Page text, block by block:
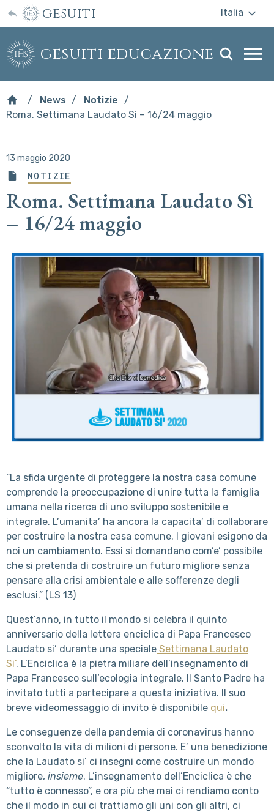
gesuiti Italia
gesuiti educazione
News
Notizie
Roma. Settimana Laudato Sì – 16/24 maggio
13 maggio 2020
NOTIZIE
Roma. Settimana Laudato Sì
– 16/24 maggio
“La sfida urgente di proteggere la nostra casa comune
comprende la preoccupazione di unire tutta la famiglia
umana nella ricerca di uno sviluppo sostenibile e
integrale. L’umanita’ ha ancora la capacita’ di collaborare
per costruire la nostra casa comune. I giovani esigono da
noi un cambiamento. Essi si domandano com’e’ possibile
che si pretenda di costruire un futuro migliore senza
pensare alla crisi ambientale e alle sofferenze degli
esclusi.” (LS 13)
Quest’anno, in tutto il mondo si celebra il quinto
anniversario della lettera enciclica di Papa Francesco
Laudato si’ durante una speciale Settimana Laudato
Si’. L’Enciclica è la pietra miliare dell’insegnamento di
Papa Francesco sull’ecologia integrale. Il Santo Padre ha
invitato tutti a partecipare a questa iniziativa. Il suo
breve videomessaggio di invito è disponibile qui.
Le conseguenze della pandemia di coronavirus hanno
sconvolto la vita di milioni di persone. E’ una benedizione
che la Laudato si’ ci insegni come costruire un mondo
migliore, insieme. L’insegnamento dell’Enciclica è che
“tutto è connesso”, e ora più che mai ci rendiamo conto
che il modo in cui ci trattiamo gli uni con gli altri, ci